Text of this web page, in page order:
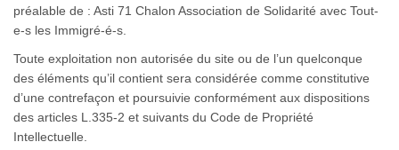
préalable de : Asti 71 Chalon Association de Solidarité avec Tout-
e-s les Immigré-é-s.
Toute exploitation non autorisée du site ou de l’un quelconque
des éléments qu’il contient sera considérée comme constitutive
d’une contrefaçon et poursuivie conformément aux dispositions
des articles L.335-2 et suivants du Code de Propriété
Intellectuelle.